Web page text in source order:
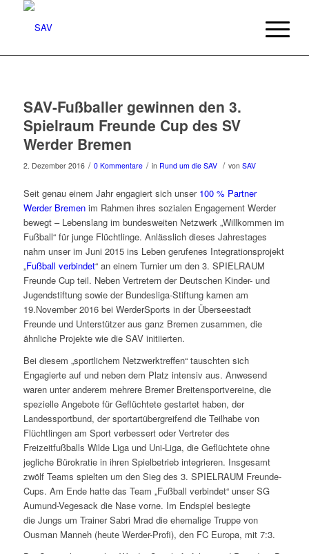
SAV-Fußballer gewinnen den 3.
Spielraum Freunde Cup des SV
Werder Bremen
2. Dezember 2016 / 0 Kommentare / in Rund um die SAV / von SAV
Seit genau einem Jahr engagiert sich unser 100 % Partner
Werder Bremen im Rahmen ihres sozialen Engagement Werder
bewegt – Lebenslang im bundesweiten Netzwerk „Willkommen im
Fußball“ für junge Flüchtlinge. Anlässlich dieses Jahrestages
nahm unser im Juni 2015 ins Leben gerufenes Integrationsprojekt
„Fußball verbindet“ an einem Turnier um den 3. SPIELRAUM
Freunde Cup teil. Neben Vertretern der Deutschen Kinder- und
Jugendstiftung sowie der Bundesliga-Stiftung kamen am
19.November 2016 bei WerderSports in der Überseestadt
Freunde und Unterstützer aus ganz Bremen zusammen, die
ähnliche Projekte wie die SAV initiierten.
Bei diesem „sportlichem Netzwerktreffen“ tauschten sich
Engagierte auf und neben dem Platz intensiv aus. Anwesend
waren unter anderem mehrere Bremer Breitensportvereine, die
spezielle Angebote für Geflüchtete gestartet haben, der
Landessportbund, der sportartübergreifend die Teilhabe von
Flüchtlingen am Sport verbessert oder Vertreter des
Freizeitfußballs Wilde Liga und Uni-Liga, die Geflüchtete ohne
jegliche Bürokratie in ihren Spielbetrieb integrieren. Insgesamt
zwölf Teams spielten um den Sieg des 3. SPIELRAUM Freunde-
Cups. Am Ende hatte das Team „Fußball verbindet“ unser SG
Aumund-Vegesack die Nase vorne. Im Endspiel besiegte
die Jungs um Trainer Sabri Mrad die ehemalige Truppe von
Ousman Manneh (heute Werder-Profi), den FC Europa, mit 7:3.